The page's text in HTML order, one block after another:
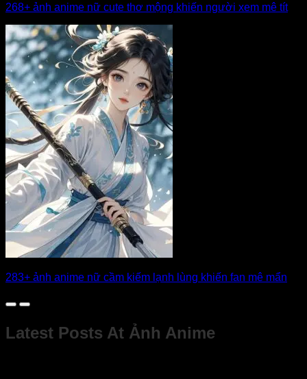
268+ ảnh anime nữ cute thơ mộng khiến người xem mê tít
283+ ảnh anime nữ cầm kiếm lạnh lùng khiến fan mê mẩn
Latest Posts At Ảnh Anime